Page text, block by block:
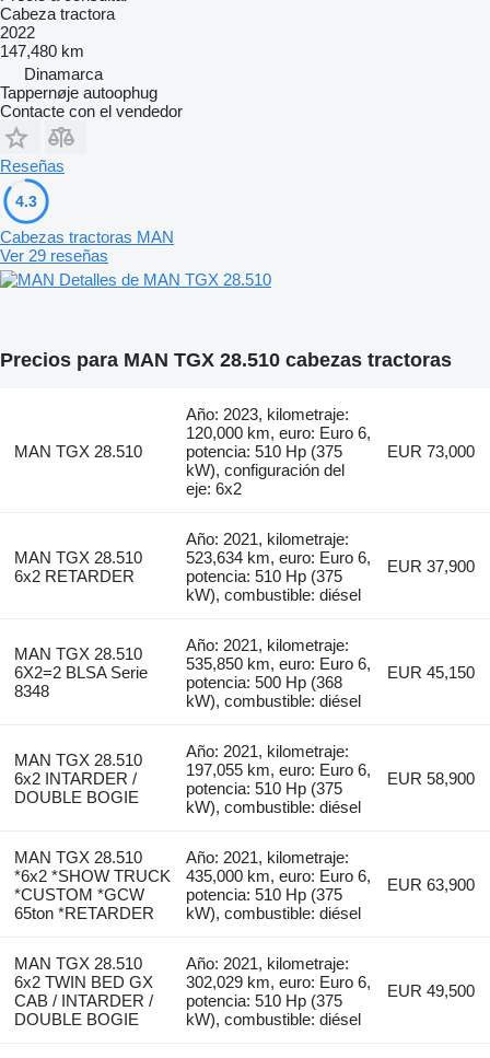
Cabeza tractora
2022
147,480 km
Dinamarca
Tappernøje autoophug
Contacte con el vendedor
Reseñas
4.3
Cabezas tractoras MAN
Ver 29 reseñas
Detalles de MAN TGX 28.510
Precios para MAN TGX 28.510 cabezas tractoras
MAN TGX 28.510
Año: 2023, kilometraje:
120,000 km, euro: Euro 6,
potencia: 510 Hp (375
kW), configuración del
eje: 6x2
EUR 73,000
MAN TGX 28.510
6x2 RETARDER
Año: 2021, kilometraje:
523,634 km, euro: Euro 6,
potencia: 510 Hp (375
kW), combustible: diésel
EUR 37,900
MAN TGX 28.510
6X2=2 BLSA Serie
8348
Año: 2021, kilometraje:
535,850 km, euro: Euro 6,
potencia: 500 Hp (368
kW), combustible: diésel
EUR 45,150
MAN TGX 28.510
6x2 INTARDER /
DOUBLE BOGIE
Año: 2021, kilometraje:
197,055 km, euro: Euro 6,
potencia: 510 Hp (375
kW), combustible: diésel
EUR 58,900
MAN TGX 28.510
*6x2 *SHOW TRUCK
*CUSTOM *GCW
65ton *RETARDER
Año: 2021, kilometraje:
435,000 km, euro: Euro 6,
potencia: 510 Hp (375
kW), combustible: diésel
EUR 63,900
MAN TGX 28.510
6x2 TWIN BED GX
CAB / INTARDER /
DOUBLE BOGIE
Año: 2021, kilometraje:
302,029 km, euro: Euro 6,
potencia: 510 Hp (375
kW), combustible: diésel
EUR 49,500